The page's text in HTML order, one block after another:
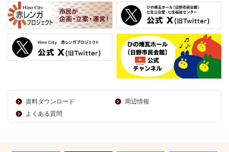
資料ダウンロード
周辺情報
よくある質問